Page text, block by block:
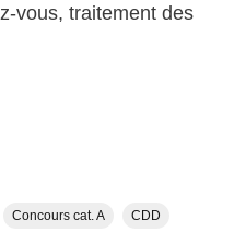
vous, traitement des
Concours cat. A CDD